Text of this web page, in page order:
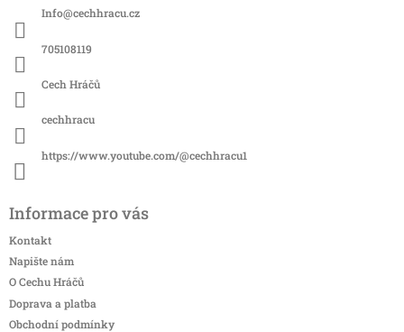
Info@cechhracu.cz
705108119
Cech Hráčů
cechhracu
https://www.youtube.com/@cechhracu1
Informace pro vás
Kontakt
Napište nám
O Cechu Hráčů
Doprava a platba
Obchodní podmínky